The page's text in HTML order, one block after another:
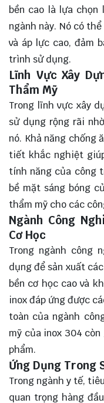
bền cao là lựa
ngành này. Nó có
và áp lực cao, đảm
trình sử dụng.
Lĩnh Vực Xây
Thẩm Mỹ
Trong lĩnh vực xây
sử dụng rộng rãi
nó. Khả năng chống
tiết khắc nghiệt
tính năng của công
bề mặt sáng bóng
thẩm mỹ cho các
Ngành Công
Cơ Học
Trong ngành công
dụng để sản xuất
bền cơ học cao và
inox đáp ứng được
toàn của ngành
mỹ của inox 304
phẩm.
Ứng Dụng Trong
Trong ngành y tế,
quan trọng hàng